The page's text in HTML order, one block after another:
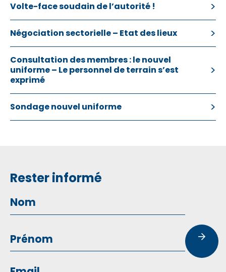
Volte-face soudain de l’autorité !
Négociation sectorielle – Etat des lieux
Consultation des membres : le nouvel
uniforme – Le personnel de terrain s’est
exprimé
Sondage nouvel uniforme
Rester informé